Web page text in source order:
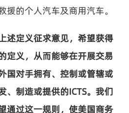
援的个人汽车及商用汽车。
述定义征求意见，希望获得
定义，从而能够在开展交易
国对手拥有、控制或管辖或
、制造或提供的ICTS。我们
通过这一规则，使美国商务